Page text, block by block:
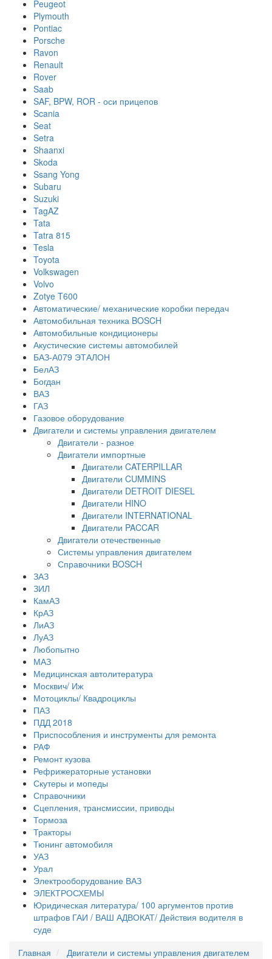
Peugeot
Plymouth
Pontiac
Porsche
Ravon
Renault
Rover
Saab
SAF, BPW, ROR - оси прицепов
Scania
Seat
Setra
Shaanxi
Skoda
Ssang Yong
Subaru
Suzuki
TagAZ
Tata
Tatra 815
Tesla
Toyota
Volkswagen
Volvo
Zotye T600
Автоматические/ механические коробки передач
Автомобильная техника BOSCH
Автомобильные кондиционеры
Акустические системы автомобилей
БАЗ-А079 ЭТАЛОН
БелАЗ
Богдан
ВАЗ
ГАЗ
Газовое оборудование
Двигатели и системы управления двигателем
Двигатели - разное
Двигатели импортные
Двигатели CATERPILLAR
Двигатели CUMMINS
Двигатели DETROIT DIESEL
Двигатели HINO
Двигатели INTERNATIONAL
Двигатели PACCAR
Двигатели отечественные
Системы управления двигателем
Справочники BOSCH
ЗАЗ
ЗИЛ
КамАЗ
КрАЗ
ЛиАЗ
ЛуАЗ
Любопытно
МАЗ
Медицинская автолитература
Москвич/ Иж
Мотоциклы/ Квадроциклы
ПАЗ
ПДД 2018
Приспособления и инструменты для ремонта
РАФ
Ремонт кузова
Рефрижераторные установки
Скутеры и мопеды
Справочники
Сцепления, трансмиссии, приводы
Тормоза
Тракторы
Тюнинг автомобиля
УАЗ
Урал
Электрооборудование ВАЗ
ЭЛЕКТРОСХЕМЫ
Юридическая литература/ 100 аргументов против
штрафов ГАИ / ВАШ АДВОКАТ/ Действия водителя в
суде
Главная
Двигатели и системы управления двигателем